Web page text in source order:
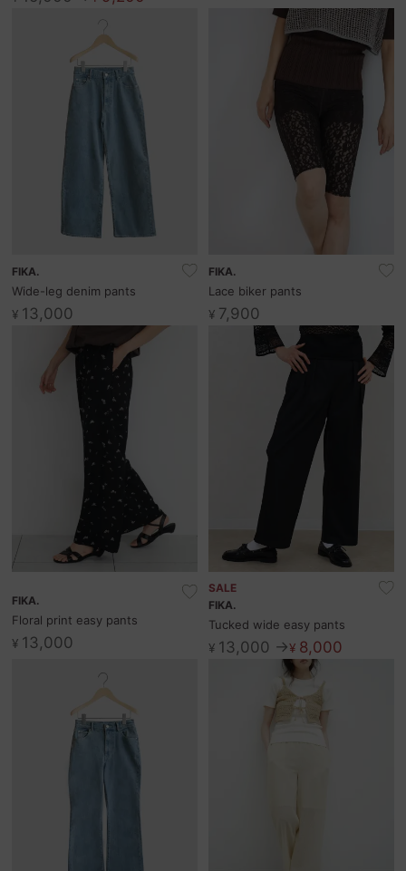
FIKA.
Wide-leg denim pants
¥13,000
FIKA.
Lace biker pants
¥7,900
FIKA.
Floral print easy pants
¥13,000
SALE
FIKA.
Tucked wide easy pants
¥13,000 →¥8,000